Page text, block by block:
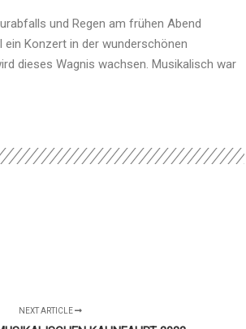
und Regen am frühen Abend
ein Konzert in der wunderschönen
dieses Wagnis wachsen. Musikalisch war
NEXT ARTICLE